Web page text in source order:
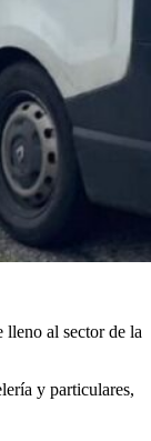
lleno al sector de la
y particulares,